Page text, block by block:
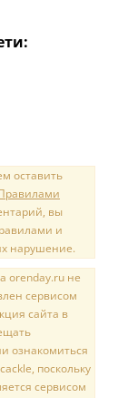
оставить
вы
и
нарушение.
orenday.ru не
сервисом
сайта в
ознакомиться
поскольку
сервисом